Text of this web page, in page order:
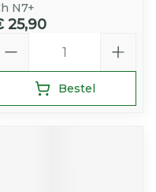
N7+
25,90
Bestel